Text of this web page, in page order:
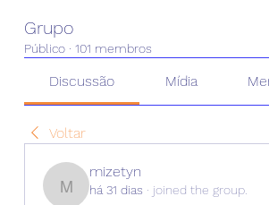
Grupo
Público · 101 membros
Discussão Mídia
Voltar
mizetyn
mizetyn
há 31 dias · joined the group.